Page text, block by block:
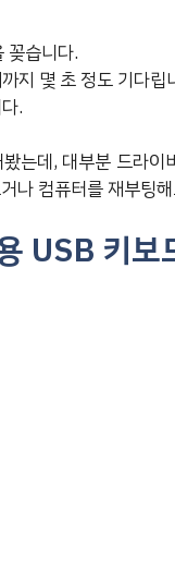
꽂습니다.
지 몇 초 정도 기다립
.
는데, 대부분 드라
나 컴퓨터를 재부팅
USB 키보